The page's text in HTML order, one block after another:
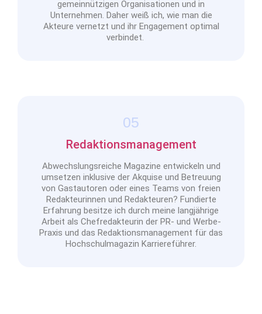
gemeinnützigen Organisationen und in
Unternehmen. Daher weiß ich, wie man die
Akteure vernetzt und ihr Engagement optimal
verbindet.
05
Redaktionsmanagement
Abwechslungsreiche Magazine entwickeln und
umsetzen inklusive der Akquise und Betreuung
von Gastautoren oder eines Teams von freien
Redakteurinnen und Redakteuren? Fundierte
Erfahrung besitze ich durch meine langjährige
Arbeit als Chefredakteurin der PR- und Werbe-
Praxis und das Redaktionsmanagement für das
Hochschulmagazin Karriereführer.